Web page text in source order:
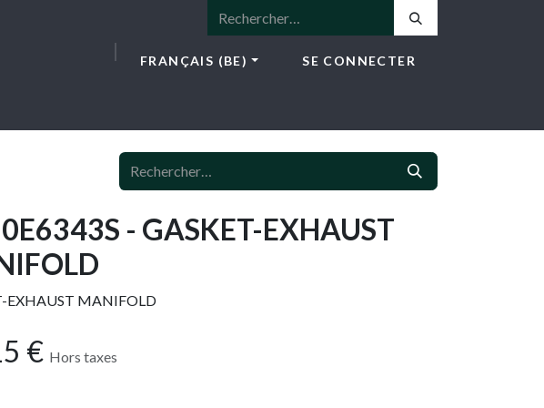
FRANÇAIS (BE) SE CONNECTER
- GASKET-EXHAUST
EXHAUST MANIFOLD
€ Hors taxes